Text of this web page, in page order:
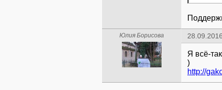
Юлия Борисова
Я всё-